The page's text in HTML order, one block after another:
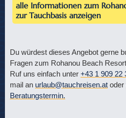
alle Informationen zum
zur Tauchbasis anzeigen
Du würdest dieses Angebot gerne
Fragen zum Rohanou Beach
Ruf uns einfach unter +43 1 909 22
mail an urlaub@tauchreisen.at oder
Beratungstermin.